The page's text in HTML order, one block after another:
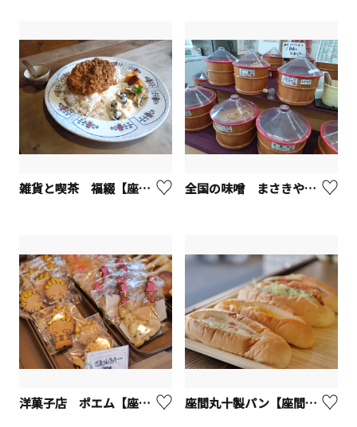
雑貨と喫茶 福綴【座間市】 全国の味噌 まさきや【座間市】
洋菓子店 ポエム【座間市】 座間丸十製パン【座間市】